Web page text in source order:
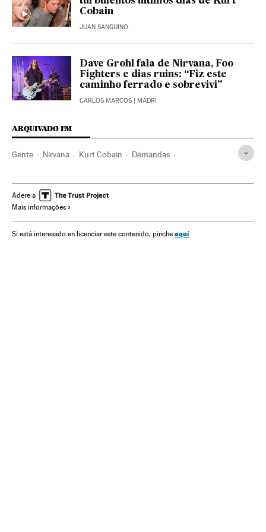
Cobain
JUAN SANGUINO
Dave Grohl fala de Nirvana, Foo
Fighters e dias ruins: “Fiz este
caminho ferrado e sobrevivi”
CARLOS MARCOS | MADRI
ARQUIVADO EM
Gente Nirvana Kurt Cobain Demandas
Estados Unidos Justiça
Adere a
Mais informações
Si está interesado en licenciar este contenido, pinche aquí